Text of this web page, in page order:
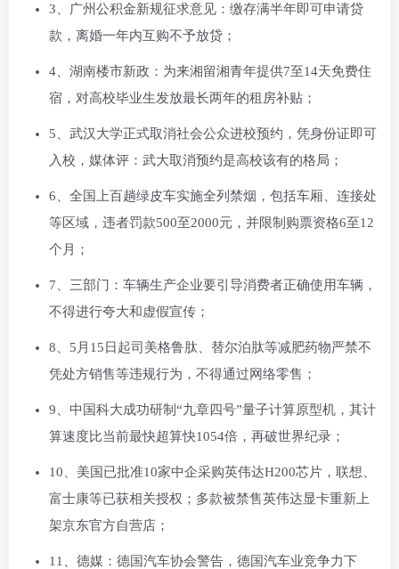
3、广州公积金新规征求意见：缴存满半年即可申请贷
款，离婚一年内互购不予放贷；
4、湖南楼市新政：为来湘留湘青年提供7至14天免费住
宿，对高校毕业生发放最长两年的租房补贴；
5、武汉大学正式取消社会公众进校预约，凭身份证即可
入校，媒体评：武大取消预约是高校该有的格局；
6、全国上百趟绿皮车实施全列禁烟，包括车厢、连接处
等区域，违者罚款500至2000元，并限制购票资格6至12
个月；
7、三部门：车辆生产企业要引导消费者正确使用车辆，
不得进行夸大和虚假宣传；
8、5月15日起司美格鲁肽、替尔泊肽等减肥药物严禁不
凭处方销售等违规行为，不得通过网络零售；
9、中国科大成功研制“九章四号”量子计算原型机，其计
算速度比当前最快超算快1054倍，再破世界纪录；
10、美国已批准10家中企采购英伟达H200芯片，联想、
富士康等已获相关授权；多款被禁售英伟达显卡重新上
架京东官方自营店；
11、德媒：德国汽车协会警告，德国汽车业竞争力下